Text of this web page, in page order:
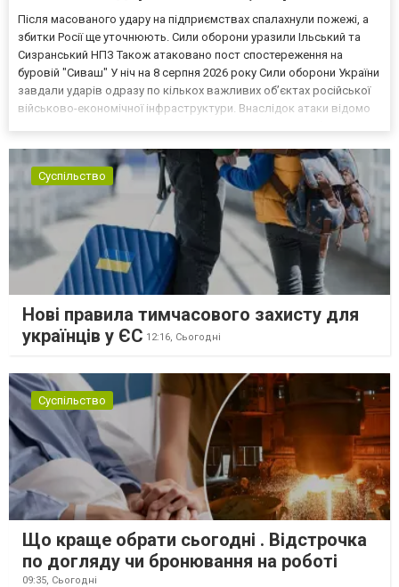
Після масованого удару на підприємствах спалахнули пожежі, а
збитки Росії ще уточнюють. Сили оборони уразили Ільський та
Сизранський НПЗ Також атаковано пост спостереження на
буровій "Сиваш" У ніч на 8 серпня 2026 року Сили оборони України
завдали ударів одразу по кількох важливих об’єктах російської
військово-економічної інфраструктури. Внаслідок атаки відомо
Суспільство
Нові правила тимчасового захисту для
українців у ЄС 12:16, Сьогодні
Суспільство
Що краще обрати сьогодні . Відстрочка
по догляду чи бронювання на роботі
09:35, Сьогодні